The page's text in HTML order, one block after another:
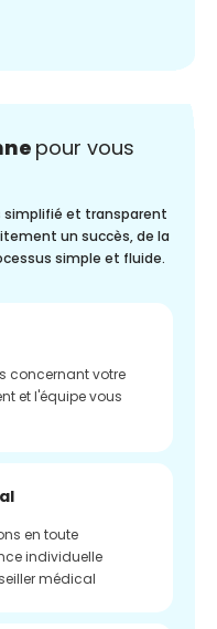
pour vous
simplifié et transparent
un succès, de la
simple et fluide.
concernant votre
et l'équipe vous
en toute
individuelle
médical